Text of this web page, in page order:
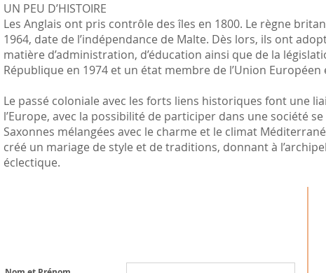
UN PEU D’HISTOIRE
Les Anglais ont pris contrôle des îles en 1800. Le règne
1964, date de l’indépendance de Malte. Dès lors, ils ont
matière d’administration, d’éducation ainsi que de la
République en 1974 et un état membre de l’Union Européen
Le passé coloniale avec les forts liens historiques font une
l’Europe, avec la possibilité de participer dans une société
Saxonnes mélangées avec le charme et le climat
créé un mariage de style et de traditions, donnant à
éclectique.